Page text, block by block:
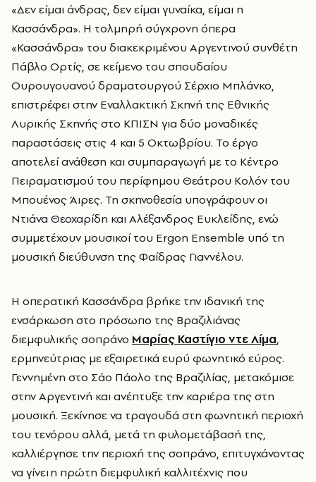
«Δεν είμαι άνδρας, δεν είμαι γυναίκα, είμαι η
Κασσάνδρα». Η τολμηρή σύγχρονη όπερα
«Κασσάνδρα» του διακεκριμένου Αργεντινού συνθέτη
Πάβλο Ορτίς, σε κείμενο του σπουδαίου
Ουρουγουανού δραματουργού Σέρχιο Μπλάνκο,
επιστρέφει στην Εναλλακτική Σκηνή της Εθνικής
Λυρικής Σκηνής στο ΚΠΙΣΝ για δύο μοναδικές
παραστάσεις στις 4 και 5 Οκτωβρίου. Το έργο
αποτελεί ανάθεση και συμπαραγωγή με το Κέντρο
Πειραματισμού του περίφημου Θεάτρου Κολόν του
Μπουένος Άιρες. Τη σκηνοθεσία υπογράφουν οι
Ντιάνα Θεοχαρίδη και Αλέξανδρος Ευκλείδης, ενώ
συμμετέχουν μουσικοί του Ergon Ensemble υπό τη
μουσική διεύθυνση της Φαίδρας Γιαννέλου.
Η οπερατική Κασσάνδρα βρήκε την ιδανική της
ενσάρκωση στο πρόσωπο της Βραζιλιάνας
διεμφυλικής σοπράνο Μαρίας Καστίγιο ντε Λίμα,
ερμηνεύτριας με εξαιρετικά ευρύ φωνητικό εύρος.
Γεννημένη στο Σάο Πάολο της Βραζιλίας, μετακόμισε
στην Αργεντινή και ανέπτυξε την καριέρα της στη
μουσική. Ξεκίνησε να τραγουδά στη φωνητική περιοχή
του τενόρου αλλά, μετά τη φυλομετάβασή της,
καλλιέργησε την περιοχή της σοπράνο, επιτυγχάνοντας
να γίνει η πρώτη διεμφυλική καλλιτέχνις που